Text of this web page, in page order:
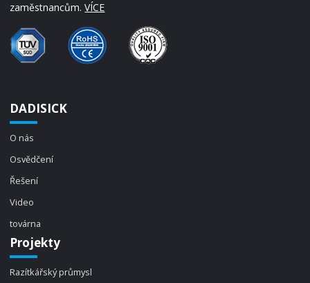
zaměstnancům.VÍCE
DADISICK
O nás
Osvědčení
Řešení
Video
továrna
Projekty
Razítkářský průmysl